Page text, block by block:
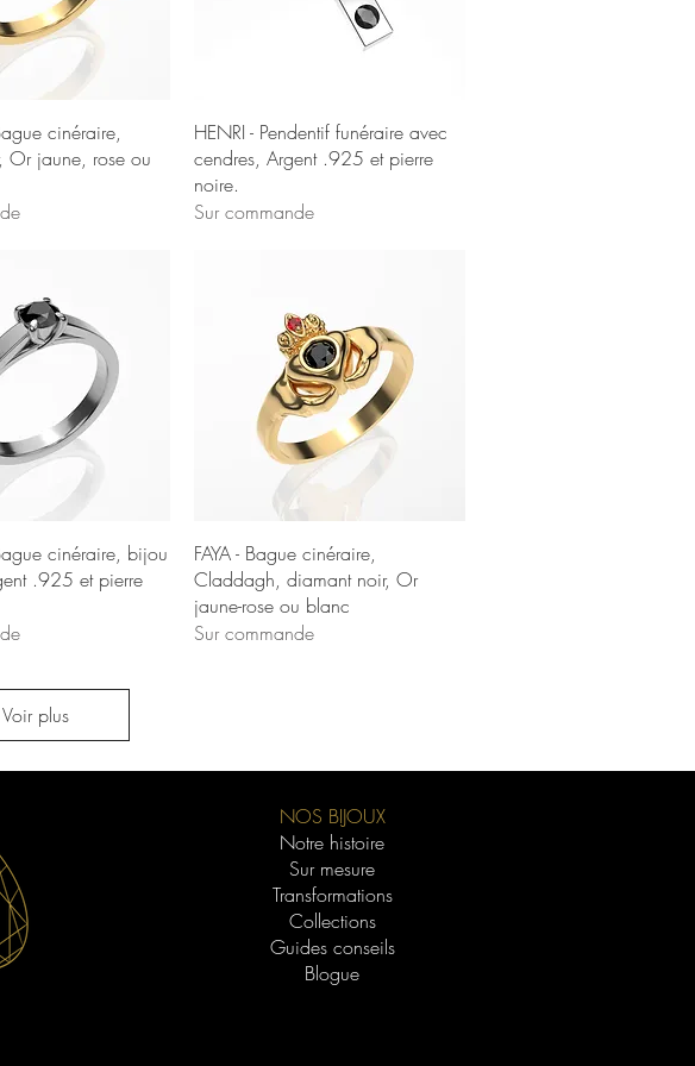
rapide
cinéraire,
Or jaune, rose ou
Aperçu rapide
HENRI - Pendentif funéraire avec
cendres, Argent .925 et pierre
noire.
Sur commande
rapide
cinéraire, bijou
.925 et pierre
Aperçu rapide
FAYA - Bague cinéraire,
Claddagh, diamant noir, Or
jaune-rose ou blanc
Sur commande
Voir plus
NOS BIJOUX
Notre histoire
Sur mesure
Transformations
Collections
Guides conseils
Blogue